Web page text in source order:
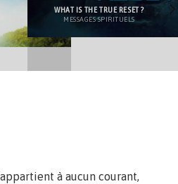
WHAT IS THE TRUE RESET ?
MESSAGES SPIRITUELS
à aucun courant,